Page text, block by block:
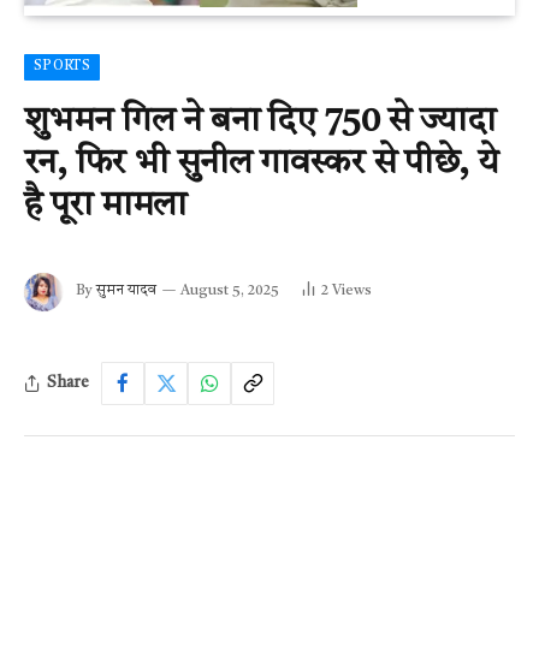
SPORTS
शुभमन गिल ने बना दिए 750 से ज्यादा
रन, फिर भी सुनील गावस्कर से पीछे, ये
है पूरा मामला
By सुमन यादव August 5, 2025 2 Views
Share